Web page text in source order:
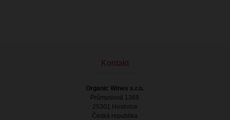
Kontakt
Organic Wines s.r.o.
Průmyslová 1368
25301 Hostivice
Česká republika